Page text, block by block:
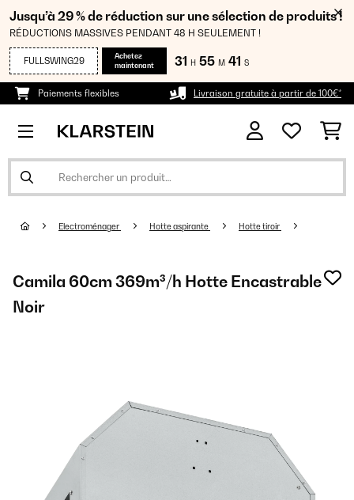
Jusqu’à 29 % de réduction sur une sélection de produits !
RÉDUCTIONS MASSIVES PENDANT 48 H SEULEMENT !
FULLSWING29
Achetez
maintenant
31 H 55 M 40 S
Paiements flexibles Livraison gratuite à partir de 100€*
Electroménager Hotte aspirante Hotte tiroir
Camila 60cm 369m³/h Hotte Encastrable
Noir